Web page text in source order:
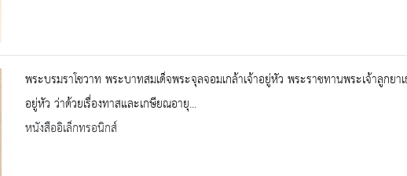
พระบรมราโชวาท พระบาทสมเด็จพระจุลจอมเกล้าเจ้าอยู่หัว พระราชทานพระเจ้าลูกย
อยู่หัว ว่าด้วยเรื่องทาสและเกษียณอายุ...
หนังสืออิเล็กทรอนิกส์